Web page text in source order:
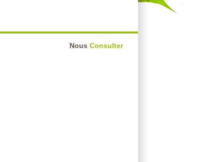
Nous Consulter